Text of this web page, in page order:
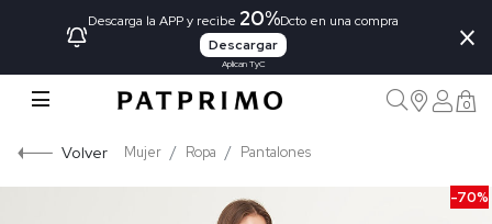
Descarga la APP y recibe 20%Dcto en una compra
Descargar
Aplican TyC
×
0
Volver Mujer Ropa Pantalones
-70%